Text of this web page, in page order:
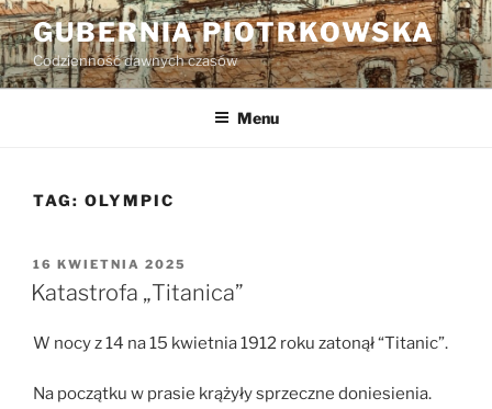
Przejdź
do
treści
GUBERNIA PIOTRKOWSKA
Codzienność dawnych czasów
Menu
TAG: OLYMPIC
OPUBLIKOWANE
W
16 KWIETNIA 2025
Katastrofa „Titanica”
W nocy z 14 na 15 kwietnia 1912 roku zatonął “Titanic”.
Na początku w prasie krążyły sprzeczne doniesienia.